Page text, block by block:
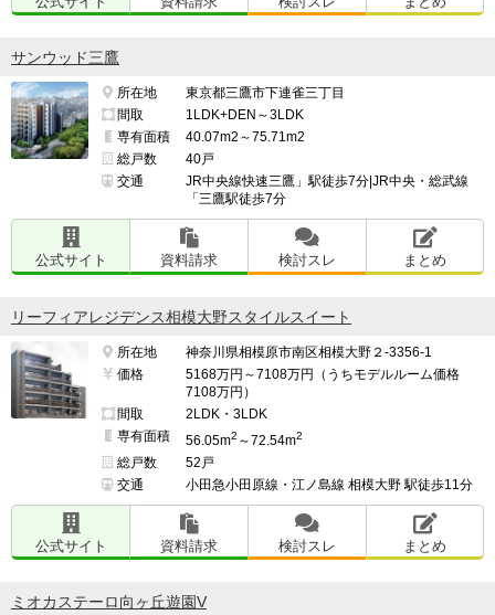
サンウッド三鷹
所在地
東京都三鷹市下連雀三丁目
間取
1LDK+DEN～3LDK
専有面積
40.07m2～75.71m2
総戸数
40戸
交通
JR中央線快速三鷹」駅徒歩7分|JR中央・総武線
「三鷹駅徒歩7分
公式サイト 資料請求 検討スレ まとめ
リーフィアレジデンス相模大野スタイルスイート
所在地
神奈川県相模原市南区相模大野２-3356-1
価格
5168万円～7108万円（うちモデルルーム価格
7108万円）
間取
2LDK・3LDK
専有面積
56.05m2 ～72.54m2
総戸数
52戸
交通
小田急小田原線・江ノ島線 相模大野 駅徒歩11分
公式サイト 資料請求 検討スレ まとめ
ミオカステーロ向ヶ丘遊園V